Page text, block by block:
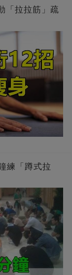
「拉拉筋」疏
練「蹲式拉